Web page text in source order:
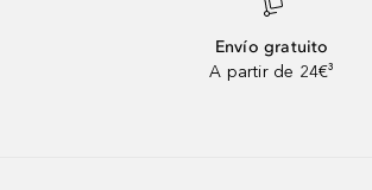
Envío gratuito
A partir de 24€³